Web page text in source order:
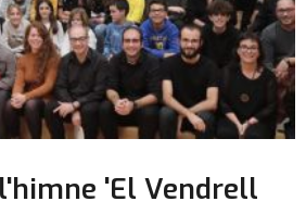
'El Vendrell